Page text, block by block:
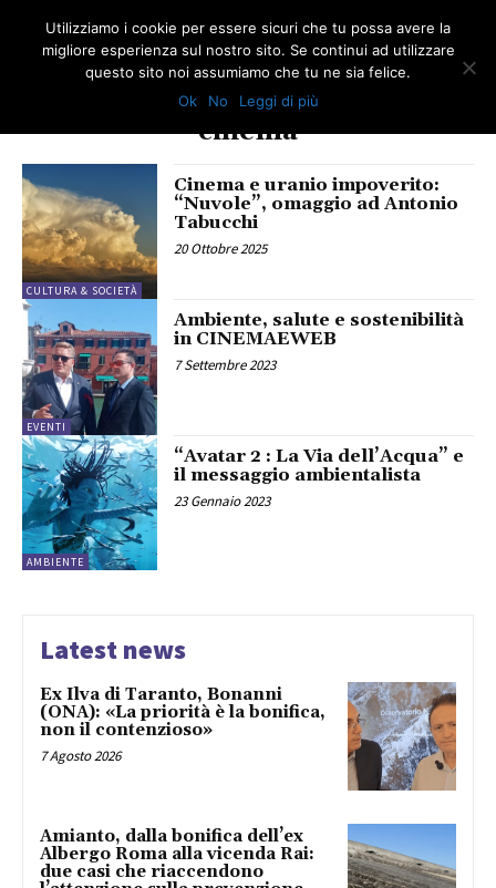
cinema
CULTURA & SOCIETÀ
Cinema e uranio impoverito:
“Nuvole”, omaggio ad Antonio
Tabucchi
20 Ottobre 2025
EVENTI
Ambiente, salute e sostenibilità
in CINEMAEWEB
7 Settembre 2023
AMBIENTE
“Avatar 2 : La Via dell’Acqua” e
il messaggio ambientalista
23 Gennaio 2023
Latest news
Ex Ilva di Taranto, Bonanni
(ONA): «La priorità è la bonifica,
non il contenzioso»
7 Agosto 2026
Amianto, dalla bonifica dell’ex
Albergo Roma alla vicenda Rai:
due casi che riaccendono
Utilizziamo i cookie per essere sicuri che tu possa avere la
migliore esperienza sul nostro sito. Se continui ad utilizzare
questo sito noi assumiamo che tu ne sia felice.
Ok
No Leggi di più